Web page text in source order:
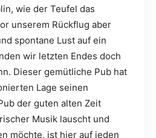
wie der Teufel das
unserem Rückflug aber
spontane Lust auf ein
wir letzten Endes doch
Dieser gemütliche Pub hat
Lage seinen
der guten alten Zeit
Musik lauscht und
möchte, ist hier auf jeden